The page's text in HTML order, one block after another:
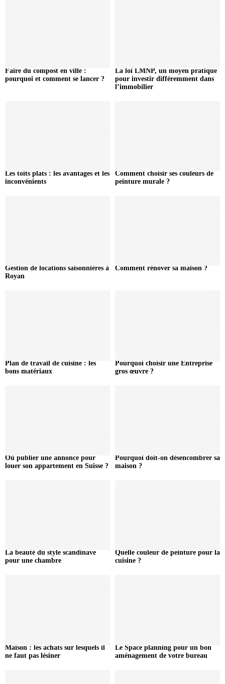
Faire du compost en ville :
pourquoi et comment se lancer ?
La loi LMNP, un moyen pratique
pour investir différemment dans
l’immobilier
Les toits plats : les avantages et les
inconvénients
Comment choisir ses couleurs de
peinture murale ?
Gestion de locations saisonnières à
Royan
Comment rénover sa maison ?
Plan de travail de cuisine : les
bons matériaux
Pourquoi choisir une Entreprise
gros œuvre ?
Où publier une annonce pour
louer son appartement en Suisse ?
Pourquoi doit-on désencombrer sa
maison ?
La beauté du style scandinave
pour une chambre
Quelle couleur de peinture pour la
cuisine ?
Maison : les achats sur lesquels il
ne faut pas lésiner
Le Space planning pour un bon
aménagement de votre bureau